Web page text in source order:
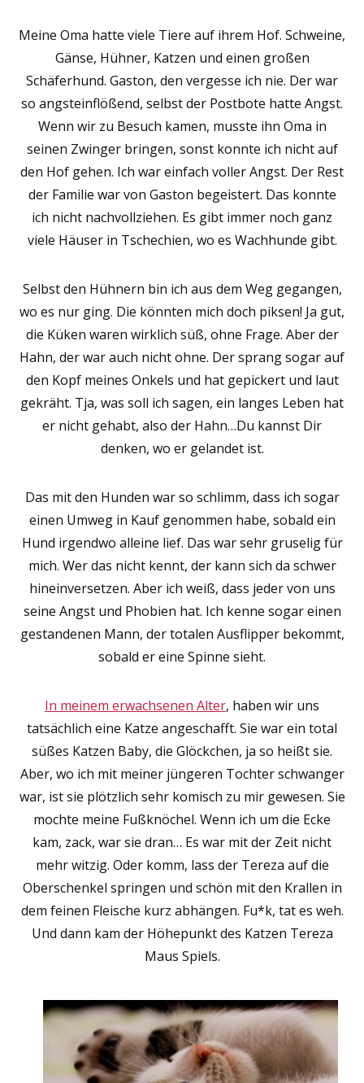
Meine Oma hatte viele Tiere auf ihrem Hof. Schweine,
Gänse, Hühner, Katzen und einen großen
Schäferhund. Gaston, den vergesse ich nie. Der war
so angsteinflößend, selbst der Postbote hatte Angst.
Wenn wir zu Besuch kamen, musste ihn Oma in
seinen Zwinger bringen, sonst konnte ich nicht auf
den Hof gehen. Ich war einfach voller Angst. Der Rest
der Familie war von Gaston begeistert. Das konnte
ich nicht nachvollziehen. Es gibt immer noch ganz
viele Häuser in Tschechien, wo es Wachhunde gibt.
Selbst den Hühnern bin ich aus dem Weg gegangen,
wo es nur ging. Die könnten mich doch piksen! Ja gut,
die Küken waren wirklich süß, ohne Frage. Aber der
Hahn, der war auch nicht ohne. Der sprang sogar auf
den Kopf meines Onkels und hat gepickert und laut
gekräht. Tja, was soll ich sagen, ein langes Leben hat
er nicht gehabt, also der Hahn…Du kannst Dir
denken, wo er gelandet ist.
Das mit den Hunden war so schlimm, dass ich sogar
einen Umweg in Kauf genommen habe, sobald ein
Hund irgendwo alleine lief. Das war sehr gruselig für
mich. Wer das nicht kennt, der kann sich da schwer
hineinversetzen. Aber ich weiß, dass jeder von uns
seine Angst und Phobien hat. Ich kenne sogar einen
gestandenen Mann, der totalen Ausflipper bekommt,
sobald er eine Spinne sieht.
In meinem erwachsenen Alter, haben wir uns
tatsächlich eine Katze angeschafft. Sie war ein total
süßes Katzen Baby, die Glöckchen, ja so heißt sie.
Aber, wo ich mit meiner jüngeren Tochter schwanger
war, ist sie plötzlich sehr komisch zu mir gewesen. Sie
mochte meine Fußknöchel. Wenn ich um die Ecke
kam, zack, war sie dran… Es war mit der Zeit nicht
mehr witzig. Oder komm, lass der Tereza auf die
Oberschenkel springen und schön mit den Krallen in
dem feinen Fleische kurz abhängen. Fu*k, tat es weh.
Und dann kam der Höhepunkt des Katzen Tereza
Maus Spiels.